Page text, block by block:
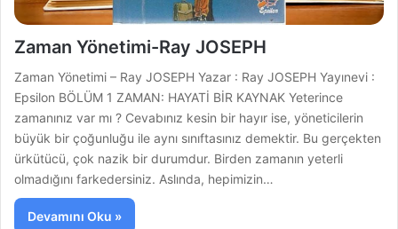
Zaman Yönetimi-Ray JOSEPH
Zaman Yönetimi – Ray JOSEPH Yazar : Ray JOSEPH Yayınevi :
Epsilon BÖLÜM 1 ZAMAN: HAYATİ BİR KAYNAK Yeterince
zamanınız var mı ? Cevabınız kesin bir hayır ise, yöneticilerin
büyük bir çoğunluğu ile aynı sınıftasınız demektir. Bu gerçekten
ürkütücü, çok nazik bir durumdur. Birden zamanın yeterli
olmadığını farkedersiniz. Aslında, hepimizin…
Devamını Oku »